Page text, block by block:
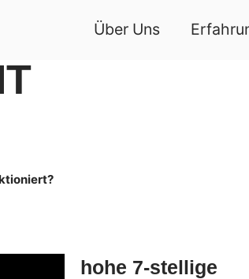
Über Uns
hohe 7-stellige